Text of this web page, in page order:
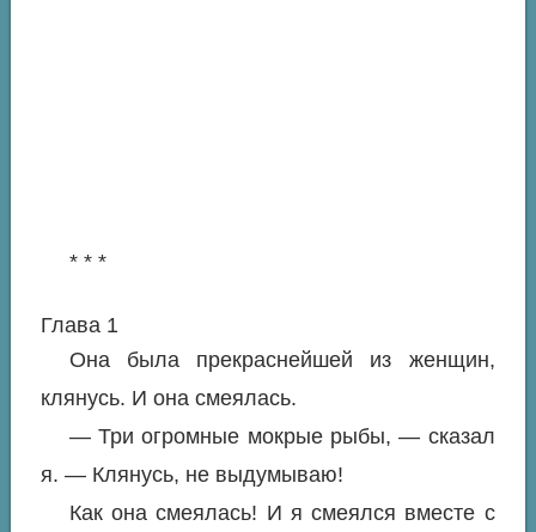
* * *
Глава 1
Она была прекраснейшей из женщин,
клянусь. И она смеялась.
— Три огромные мокрые рыбы, — сказал
я. — Клянусь, не выдумываю!
Как она смеялась! И я смеялся вместе с